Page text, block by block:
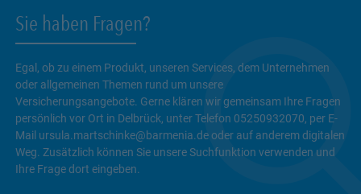
Sie haben Fragen?
Egal, ob zu einem Produkt, unseren Services, dem Unternehmen
oder allgemeinen Themen rund um unsere
Versicherungsangebote. Gerne klären wir gemeinsam Ihre Fragen
persönlich vor Ort in Delbrück, unter Telefon 05250932070, per E-
Mail ursula.martschinke@barmenia.de oder auf anderem digitalen
Weg. Zusätzlich können Sie unsere Suchfunktion verwenden und
Ihre Frage dort eingeben.